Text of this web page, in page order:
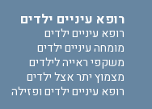
רופא עיניים ילדים
רופא עיניים ילדים
מומחה עיניים ילדים
משקפי ראייה לילדים
מצמוץ יתר אצל ילדים
רופא עיניים ילדים ופזילה